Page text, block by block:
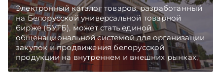
Электронный каталог товаров, разработанный
на Белорусской универсальной товарной
бирже (БУТБ), может стать единой
общенациональной системой для организации
закупок и продвижения белорусской
продукции на внутреннем и внешних рынках,
сообщает пресс-служба МАРТ.